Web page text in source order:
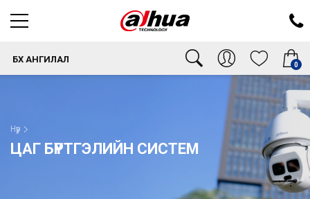
0
БҮХ АНГИЛАЛ
Нүүр
ЦАГ БҮРТГЭЛИЙН СИСТЕМ